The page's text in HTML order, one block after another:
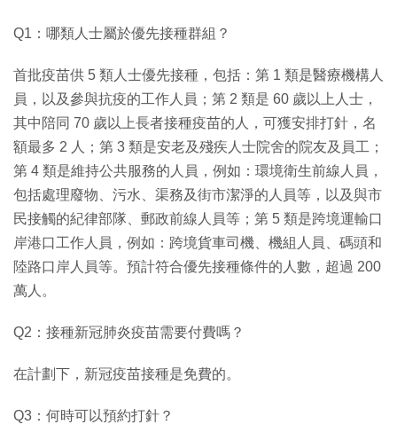
Q1：哪類人士屬於優先接種群組？
首批疫苗供 5 類人士優先接種，包括：第 1 類是醫療機構人
員，以及參與抗疫的工作人員；第 2 類是 60 歲以上人士，
其中陪同 70 歲以上長者接種疫苗的人，可獲安排打針，名
額最多 2 人；第 3 類是安老及殘疾人士院舍的院友及員工；
第 4 類是維持公共服務的人員，例如：環境衛生前線人員，
包括處理廢物、污水、渠務及街市潔淨的人員等，以及與市
民接觸的紀律部隊、郵政前線人員等；第 5 類是跨境運輸口
岸港口工作人員，例如：跨境貨車司機、機組人員、碼頭和
陸路口岸人員等。預計符合優先接種條件的人數，超過 200
萬人。
Q2：接種新冠肺炎疫苗需要付費嗎？
在計劃下，新冠疫苗接種是免費的。
Q3：何時可以預約打針？